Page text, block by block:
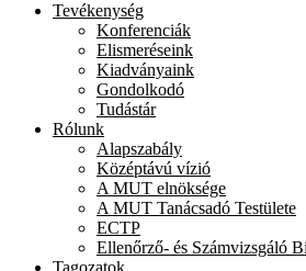
Tevékenység
Konferenciák
Elismeréseink
Kiadványaink
Gondolkodó
Tudástár
Rólunk
Alapszabály
Középtávú vízió
A MUT elnöksége
A MUT Tanácsadó Testülete
ECTP
Ellenőrző- és Számvizsgáló
Tagozatok